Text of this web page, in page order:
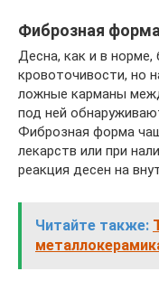
Фиброзная форма
Десна, как и в норме,
кровоточивости, но
ложные карманы
под ней
Фиброзная форма
лекарств или при
реакция десен на
Читайте также: